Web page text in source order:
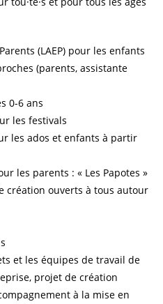
(LAEP) pour les enfants
(parents, assistante
0-6 ans
les festivals
les ados et enfants à partir
les parents : « Les Papotes »
création ouverts à tous autour
et les équipes de travail de
projet de création
à la mise en